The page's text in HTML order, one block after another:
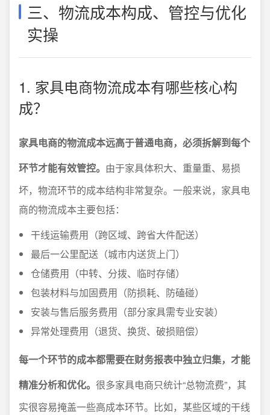
三、物流成本构成、管控与优化
实操
1. 家具电商物流成本有哪些核心构
成？
家具电商的物流成本远高于普通电商，必须拆解到每个
环节才能有效管控。 由于家具体积大、重量重、易损
坏，物流环节的成本结构非常复杂。一般来说，家具电
商的物流成本主要包括：
干线运输费用（跨区域、跨省大件配送）
最后一公里配送（城市内送货上门）
仓储费用（中转、分拨、临时存储）
包装材料与加固费用（防损耗、防磕碰）
安装与售后服务费用（部分家具需专业安装）
异常处理费用（退货、换货、破损赔偿）
每一个环节的成本都需要在财务报表中独立归集，才能
精准分析和优化。 很多家具电商只统计“总物流费”，其
实很容易掩盖一些高成本环节。比如，某些区域的干线